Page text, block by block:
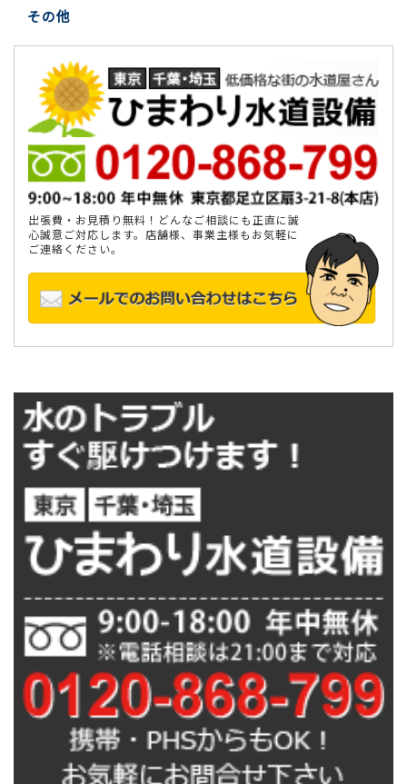
その他
出張費・お見積り無料！どんなご相談にも正直に誠
心誠意ご対応します。店舗様、事業主様もお気軽に
ご連絡ください。